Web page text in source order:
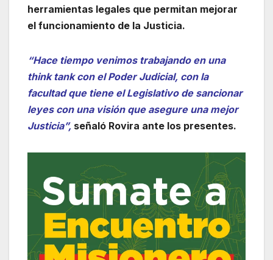
herramientas legales que permitan mejorar
el funcionamiento de la Justicia.
“Hace tiempo venimos trabajando en una
think tank con el Poder Judicial, con la
facultad que tiene el Legislativo de sancionar
leyes con una visión que asegure una mejor
Justicia”, señaló Rovira ante los presentes.